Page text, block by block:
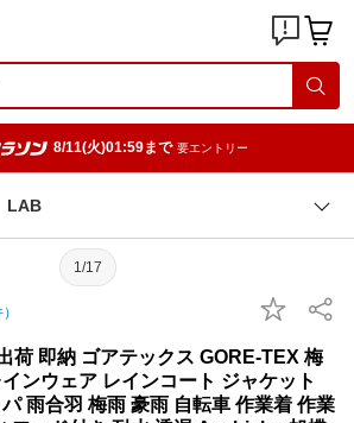
8/11(火)01:59まで 要エントリー
LAB
1/17
荷 即納 ゴアテックス GORE-TEX 梅
ンウェア レインコート ジャケット
パ 雨合羽 梅雨 豪雨 自転車 作業着 作業